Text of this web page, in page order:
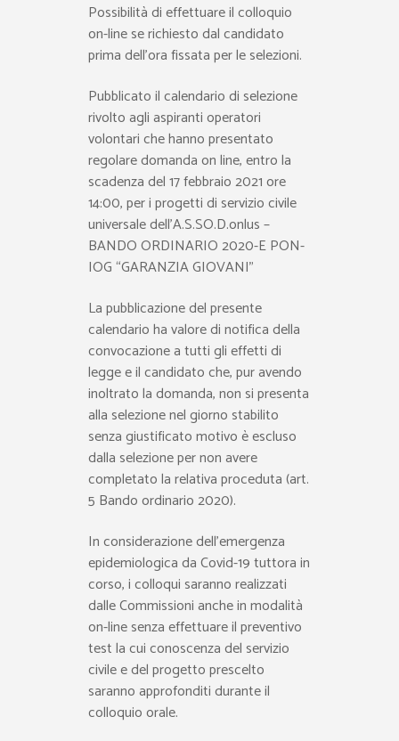
Possibilità di effettuare il colloquio
on-line se richiesto dal candidato
prima dell’ora fissata per le selezioni.
Pubblicato il calendario di selezione
rivolto agli aspiranti operatori
volontari che hanno presentato
regolare domanda on line, entro la
scadenza del 17 febbraio 2021 ore
14:00, per i progetti di servizio civile
universale dell’A.S.SO.D.onlus –
BANDO ORDINARIO 2020-E PON-
IOG “GARANZIA GIOVANI”
La pubblicazione del presente
calendario ha valore di notifica della
convocazione a tutti gli effetti di
legge e il candidato che, pur avendo
inoltrato la domanda, non si presenta
alla selezione nel giorno stabilito
senza giustificato motivo è escluso
dalla selezione per non avere
completato la relativa proceduta (art.
5 Bando ordinario 2020).
In considerazione dell’emergenza
epidemiologica da Covid-19 tuttora in
corso, i colloqui saranno realizzati
dalle Commissioni anche in modalità
on-line senza effettuare il preventivo
test la cui conoscenza del servizio
civile e del progetto prescelto
saranno approfonditi durante il
colloquio orale.